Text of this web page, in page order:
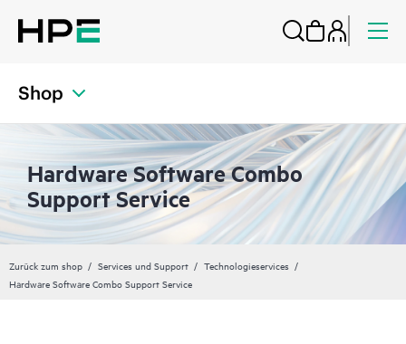
Shop
Hardware Software Combo
Support Service
Zurück zum shop Services und Support
Technologieservices
Hardware Software Combo Support Service